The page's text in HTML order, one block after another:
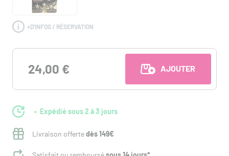
+D'INFOS / RÉSERVATION
24,00 € AJOUTER AU
Expédié sous 2 à 3 jours
Livraison offertedès 149€